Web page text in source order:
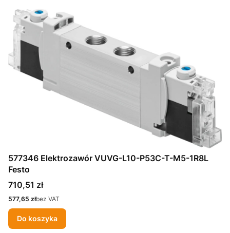
577346 Elektrozawór VUVG-L10-P53C-T-M5-1R8L
Festo
Cena
710,51 zł
Cena
577,65 złbez VAT
Do koszyka